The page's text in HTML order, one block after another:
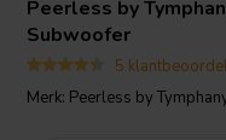
Peerless by
Subwoofer
5
Merk: Peerless by